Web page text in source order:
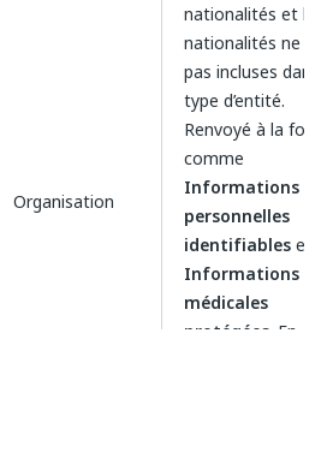
Organisation
nationalités et les
nationalités ne
pas incluses dans
type d’entité.
Renvoyé à la fois
comme
Informations
personnelles
identifiableset
Informations
médicales
protégées . En